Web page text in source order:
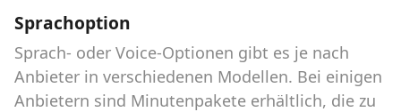
Sprachoption
Sprach- oder Voice-Optionen gibt es je nach
Anbieter in verschiedenen Modellen. Bei einigen
Anbietern sind Minutenpakete erhältlich, die zu